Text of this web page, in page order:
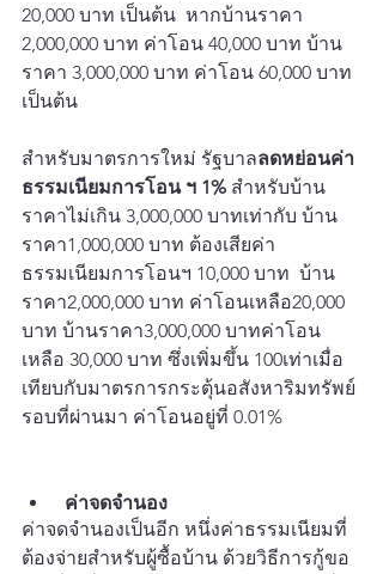
20,000 บาท เป็นต้น  หากบ้านราคา
2,000,000 บาท ค่าโอน 40,000 บาท บ้าน
ราคา 3,000,000 บาท ค่าโอน 60,000 บาท
เป็นต้น
สำหรับมาตรการใหม่ รัฐบาลลดหย่อนค่า
ธรรมเนียมการโอน ฯ 1% สำหรับบ้าน
ราคาไม่เกิน 3,000,000 บาทเท่ากับ บ้าน
ราคา1,000,000 บาท ต้องเสียค่า
ธรรมเนียมการโอนฯ 10,000 บาท  บ้าน
ราคา2,000,000 บาท ค่าโอนเหลือ20,000
บาท บ้านราคา3,000,000 บาทค่าโอน
เหลือ 30,000 บาท ซึ่งเพิ่มขึ้น 100เท่าเมื่อ
เทียบกับมาตรการกระตุ้นอสังหาริมทรัพย์
รอบที่ผ่านมา ค่าโอนอยู่ที่ 0.01%
ค่าจดจำนอง
ค่าจดจำนองเป็นอีก หนึ่งค่าธรรมเนียมที่
ต้องจ่ายสำหรับผู้ซื้อบ้าน ด้วยวิธีการกู้ขอ